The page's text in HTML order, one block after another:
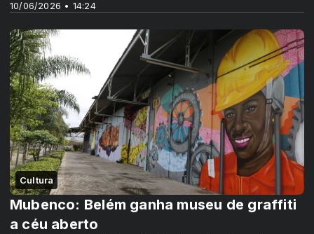
10/06/2026 • 14:24
Cultura
Mubenco: Belém ganha museu de graffiti
a céu aberto